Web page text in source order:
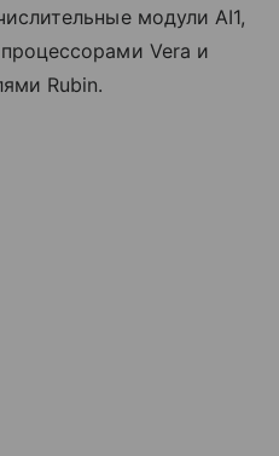
модули AI1,
Vera и
Rubin.